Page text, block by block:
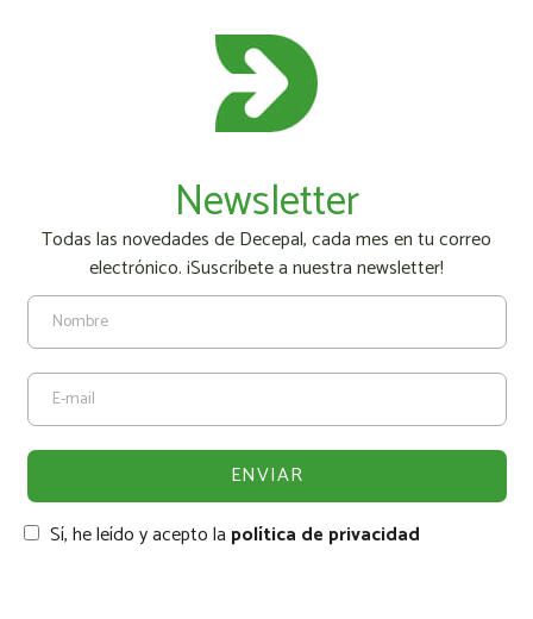
Newsletter
Todas las novedades de Decepal, cada mes en tu correo
electrónico. ¡Suscríbete a nuestra newsletter!
Sí, he leído y acepto la política de privacidad